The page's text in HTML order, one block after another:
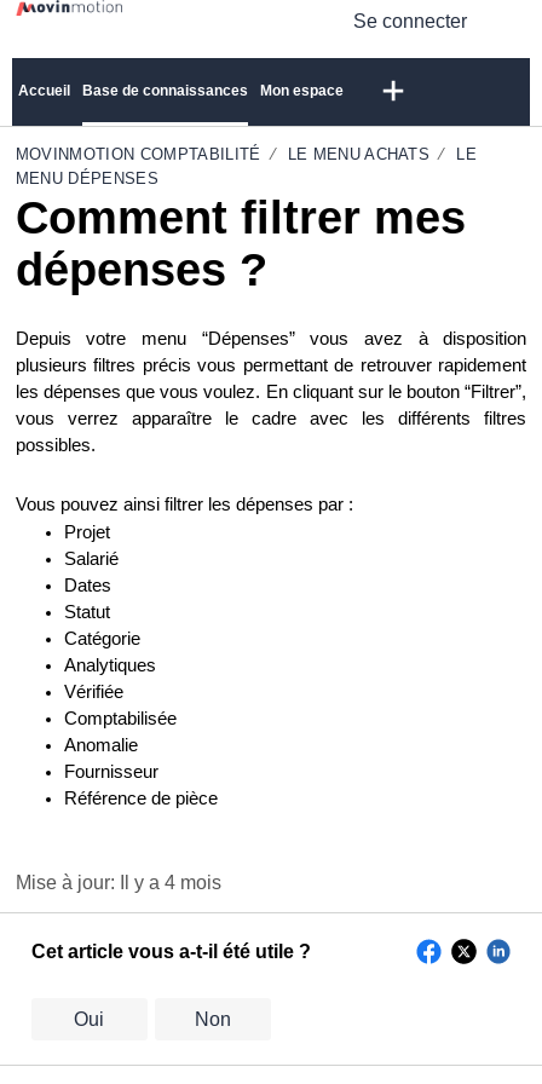
Se connecter
Accueil Base de connaissances Mon espace
MOVINMOTION COMPTABILITÉ LE MENU ACHATS
LE
MENU DÉPENSES
Comment filtrer mes
dépenses ?
Depuis votre menu “Dépenses” vous avez à disposition
plusieurs filtres précis vous permettant de retrouver rapidement
les dépenses que vous voulez. En cliquant sur le bouton “Filtrer”,
vous verrez apparaître le cadre avec les différents filtres
possibles.
Vous pouvez ainsi filtrer les dépenses par :
Projet
Salarié
Dates
Statut
Catégorie
Analytiques
Vérifiée
Comptabilisée
Anomalie
Fournisseur
Référence de pièce
Mise à jour: Il y a 4 mois
Cet article vous a-t-il été utile ?
Oui Non